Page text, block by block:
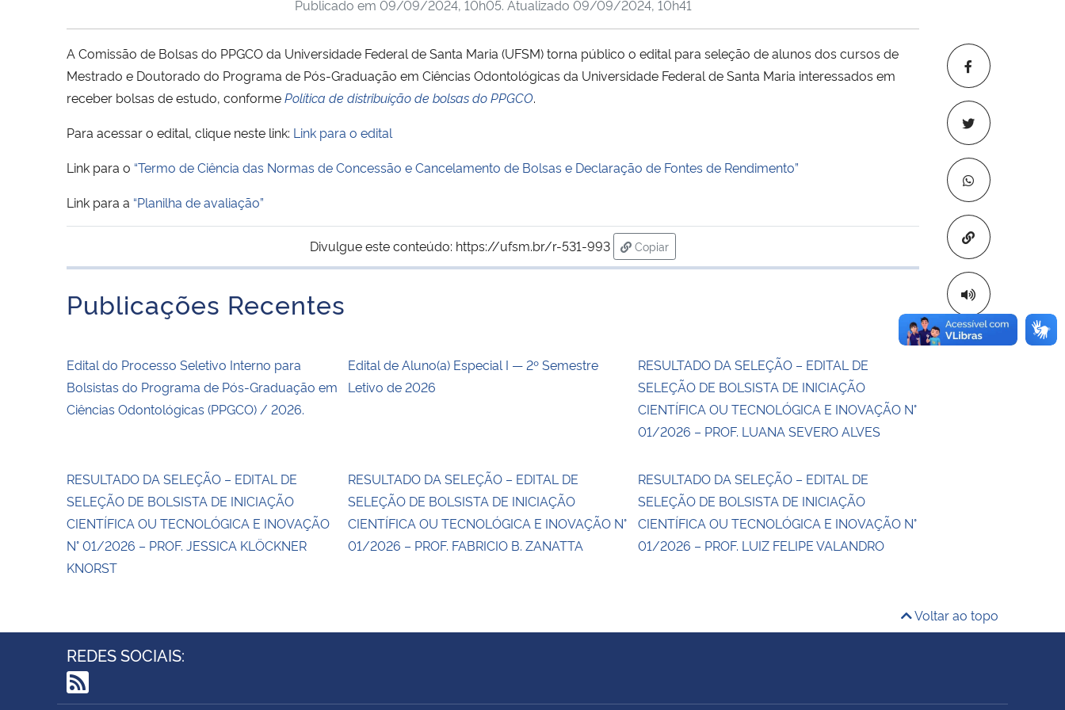
Copiar para
Publicado em 09/09/2024, 10h05. Atualizado 09/09/2024, 10h41
A Comissão de Bolsas do PPGCO da Universidade Federal de Santa Maria (UFSM) torna público o edital para seleção de alunos dos cursos de
Mestrado e Doutorado do Programa de Pós-Graduação em Ciências Odontológicas da Universidade Federal de Santa Maria interessados em
receber bolsas de estudo, conformePolítica de distribuição de bolsas do PPGCO.
Para acessar o edital, clique neste link: Link para o edital
Link para o “Termo de Ciência das Normas de Concessão e Cancelamento de Bolsas e Declaração de Fontes de Rendimento”
Link para a “Planilha de avaliação”
Divulgue este conteúdo: https://ufsm.br/r-531-993
Copiar
para área de transferência
Publicações Recentes
Edital do Processo Seletivo Interno para
Bolsistas do Programa de Pós-Graduação em
Ciências Odontológicas (PPGCO) / 2026.
Edital de Aluno(a) Especial I — 2º Semestre
Letivo de 2026
RESULTADO DA SELEÇÃO – EDITAL DE
SELEÇÃO DE BOLSISTA DE INICIAÇÃO
CIENTÍFICA OU TECNOLÓGICA E INOVAÇÃO N°
01/2026 – PROF. LUANA SEVERO ALVES
RESULTADO DA SELEÇÃO – EDITAL DE
SELEÇÃO DE BOLSISTA DE INICIAÇÃO
CIENTÍFICA OU TECNOLÓGICA E INOVAÇÃO
N° 01/2026 – PROF. JESSICA KLÖCKNER
KNORST
RESULTADO DA SELEÇÃO – EDITAL DE
SELEÇÃO DE BOLSISTA DE INICIAÇÃO
CIENTÍFICA OU TECNOLÓGICA E INOVAÇÃO N°
01/2026 – PROF. FABRICIO B. ZANATTA
RESULTADO DA SELEÇÃO – EDITAL DE
SELEÇÃO DE BOLSISTA DE INICIAÇÃO
CIENTÍFICA OU TECNOLÓGICA E INOVAÇÃO N°
01/2026 – PROF. LUIZ FELIPE VALANDRO
Voltar ao topo
REDES SOCIAIS: